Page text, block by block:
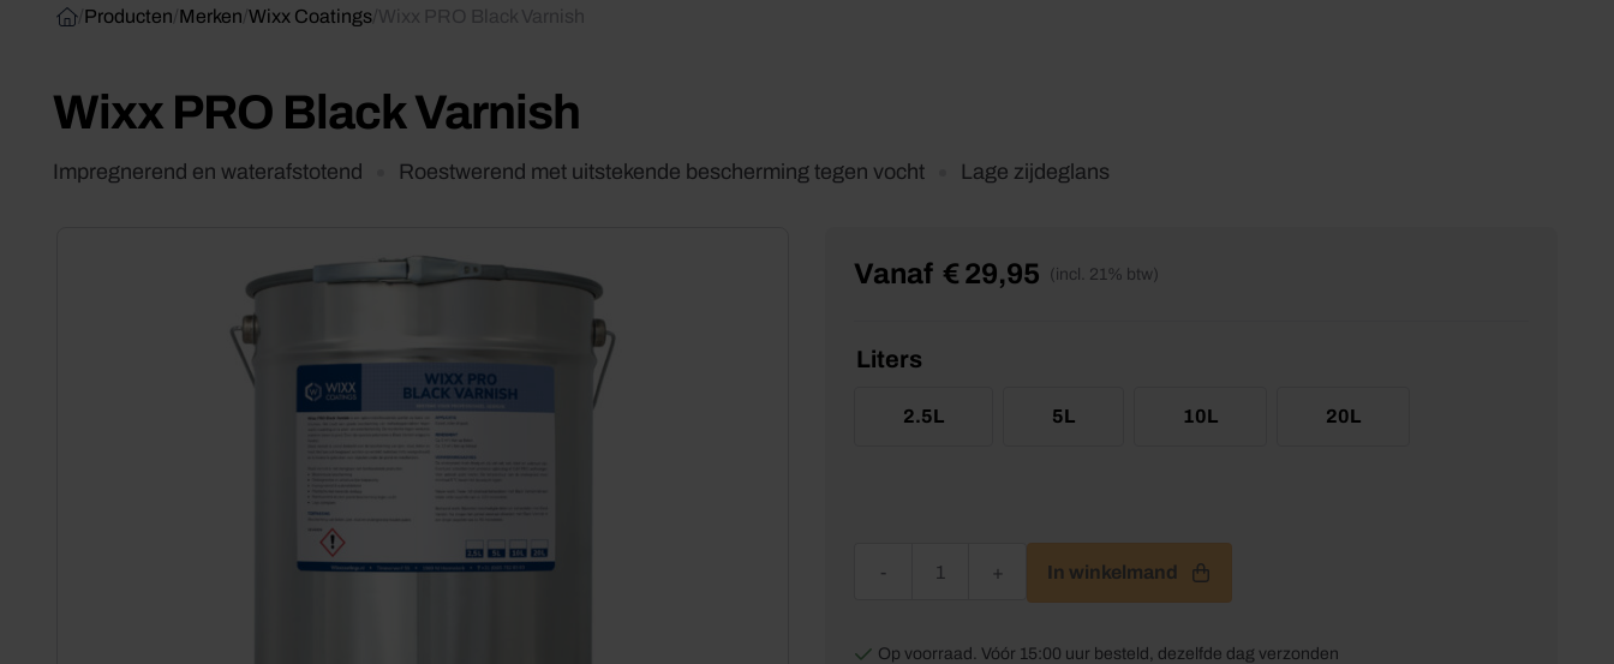
Producten Merken Wixx Coatings Wixx PRO Black Varnish
Wixx PRO Black Varnish
Impregnerend en waterafstotend Roestwerend met uitstekende bescherming tegen vocht Lage zijdeglans
Vanaf € 29,95 (incl. 21% btw)
Liters
2.5L 5L 10L 20L
In winkelmand
Op voorraad. Vóór 15:00 uur besteld, dezelfde dag verzonden